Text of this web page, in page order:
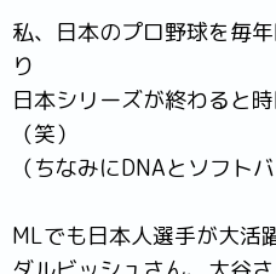
私、日本のプロ野球を毎
り
日本シリーズが終わると
（笑）
（ちなみにDNAとソフト
MLでも日本人選手が大活